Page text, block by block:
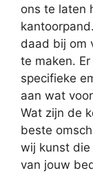
ons te laten
daad bij om
te maken.
specifieke
aan wat
Wat zijn de
beste
wij kunst
van jouw